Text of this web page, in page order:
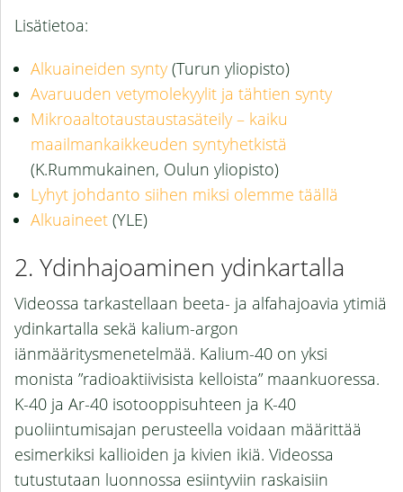
Lisätietoa:
Alkuaineiden synty(Turun yliopisto)
Avaruuden vetymolekyylit ja tähtien synty
Mikroaaltotaustaustasäteily – kaiku
maailmankaikkeuden syntyhetkistä
(K.Rummukainen, Oulun yliopisto)
Lyhyt johdanto siihen miksi olemme täällä
Alkuaineet(YLE)
Ydinhajoaminen ydinkartalla
Videossa tarkastellaan beeta- ja alfahajoavia ytimiä
ydinkartalla sekä kalium-argon
iänmääritysmenetelmää. Kalium-40 on yksi
monista ”radioaktiivisista kelloista” maankuoressa.
K-40 ja Ar-40 isotooppisuhteen ja K-40
puoliintumisajan perusteella voidaan määrittää
esimerkiksi kallioiden ja kivien ikiä. Videossa
tutustutaan luonnossa esiintyviin raskaisiin